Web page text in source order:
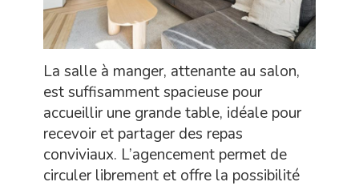
La salle à manger, attenante au salon,
est suffisamment spacieuse pour
accueillir une grande table, idéale pour
recevoir et partager des repas
conviviaux. L’agencement permet de
circuler librement et offre la possibilité